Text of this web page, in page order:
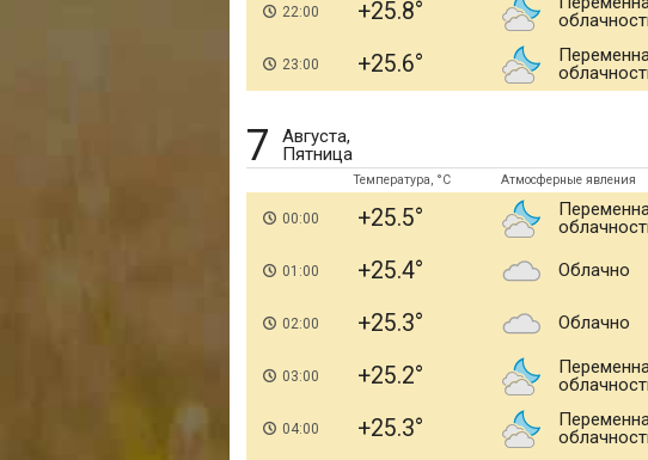
22:00 +25.8
23:00 +25.6
7
Августа,
Пятница
Температура, °C Атмосферные явления
00:00 +25.5
01:00 +25.4 Облачно
02:00 +25.3 Облачно
03:00 +25.2
04:00 +25.3